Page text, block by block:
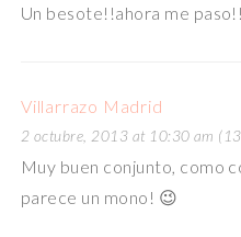
Un besote!!ahora me paso!!
Villarrazo Madrid
2 octubre, 2013 at 10:30 am (13
Muy buen conjunto, como
parece un mono! 😉